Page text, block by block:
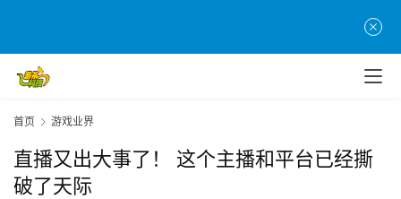
首页 游戏业界
直播又出大事了！ 这个主播和平台已经撕
破了天际